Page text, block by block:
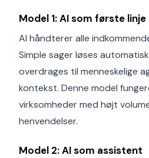
Model 1: AI som første linje
AI håndterer alle
Simple sager løses
overdrages til menneskelige
kontekst. Denne model
virksomheder med højt
henvendelser.
Model 2: AI som assistent